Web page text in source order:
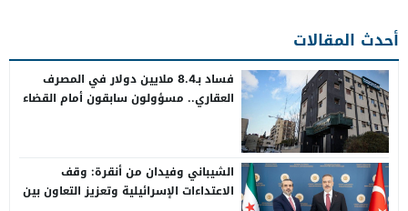
أحدث المقالات
فساد بـ8.4 ملايين دولار في المصرف
العقاري.. مسؤولون سابقون أمام القضاء
الشيباني وفيدان من أنقرة: وقف
الاعتداءات الإسرائيلية وتعزيز التعاون بين